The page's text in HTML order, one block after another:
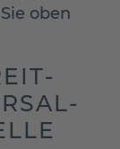
oben